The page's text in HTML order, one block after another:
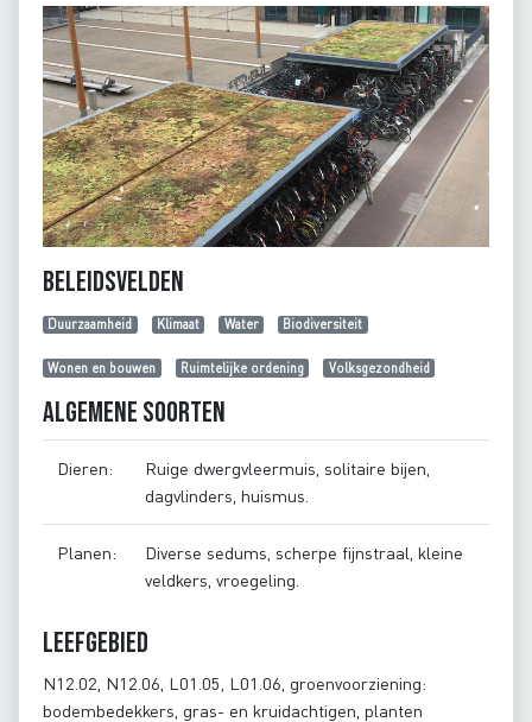
Beleidsvelden
Duurzaamheid Klimaat Water Biodiversiteit
Wonen en bouwen Ruimtelijke ordening Volksgezondheid
Algemene soorten
Dieren:
Ruige dwergvleermuis, solitaire bijen,
dagvlinders, huismus.
Planen:
Diverse sedums, scherpe fijnstraal, kleine
veldkers, vroegeling.
Leefgebied
N12.02, N12.06, L01.05, L01.06, groenvoorziening:
bodembedekkers, gras- en kruidachtigen, planten